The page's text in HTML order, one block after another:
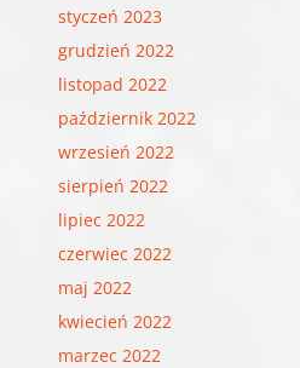
styczeń 2023
grudzień 2022
listopad 2022
październik 2022
wrzesień 2022
sierpień 2022
lipiec 2022
czerwiec 2022
maj 2022
kwiecień 2022
marzec 2022